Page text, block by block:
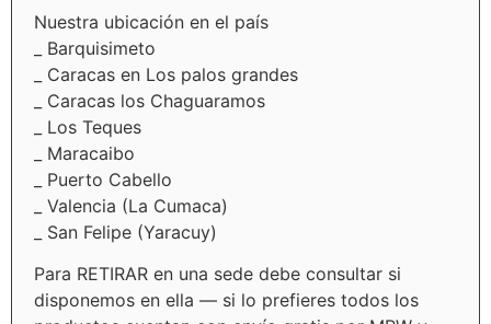
Nuestra ubicación en el país
_ Barquisimeto
_ Caracas en Los palos grandes
_ Caracas los Chaguaramos
_ Los Teques
_ Maracaibo
_ Puerto Cabello
_ Valencia (La Cumaca)
_ San Felipe (Yaracuy)
Para RETIRAR en una sede debe consultar si
disponemos en ella — si lo prefieres todos los